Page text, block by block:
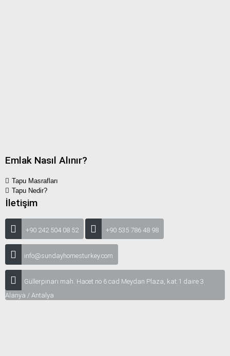
Emlak Nasıl Alınır?
Tapu Masrafları
Tapu Nedir?
İletişim
+90 242 504 08 52 +90 535 786 48 98
info@sundayhomesturkey.com
Güllerpınarı mah. Hacet no 6 cad Meydan Plaza, kat.1 daire 3
Alanya / Antalya